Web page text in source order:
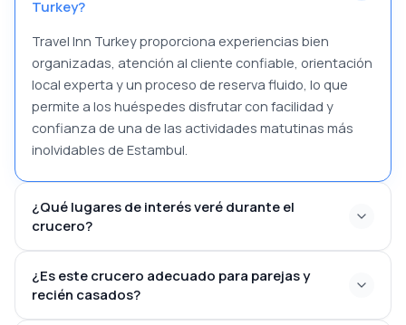
Turkey?
Travel Inn Turkey proporciona experiencias bien
organizadas, atención al cliente confiable, orientación
local experta y un proceso de reserva fluido, lo que
permite a los huéspedes disfrutar con facilidad y
confianza de una de las actividades matutinas más
inolvidables de Estambul.
¿Qué lugares de interés veré durante el
crucero?
¿Es este crucero adecuado para parejas y
recién casados?